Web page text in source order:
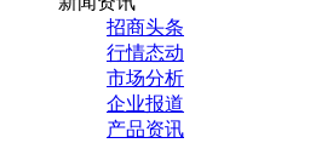
招商头条
行情态动
市场分析
企业报道
产品资讯